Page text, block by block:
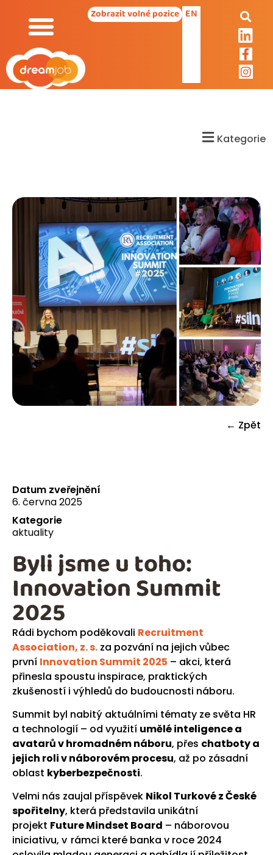
Zobrazit volné pozice EN
Kategorie
← Zpět
Datum zveřejnění
6. června 2025
Kategorie
aktuality
Rádi bychom poděkovali Recruitment
Association, z. s. za pozvání na jejich vůbec
první Innovation Summit 2025 – akci, která
přinesla spoustu inspirace, praktických
zkušeností i výhledů do budoucnosti náboru.
Summit byl nabitý aktuálními tématy ze světa HR
a technologií – od využití umělé inteligence a
avatarů v hromadném náboru, přes chatboty a
jejich roli v náborovém procesu, až po zásadní
oblast kyberbezpečnosti.
Velmi nás zaujal příspěvek Nikol Turkové z České
spořitelny, která představila unikátní
projekt Future Mindset Board – náborovou
iniciativu, v rámci které banka v roce 2024
Byli jsme u toho:
Innovation Summit
2025